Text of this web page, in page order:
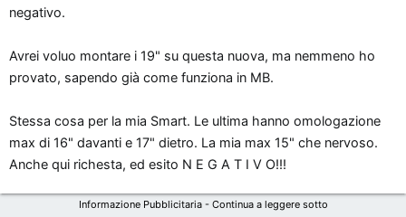
negativo.
Avrei voluo montare i 19" su questa nuova, ma nemmeno ho
provato, sapendo già come funziona in MB.
Stessa cosa per la mia Smart. Le ultima hanno omologazione
max di 16" davanti e 17" dietro. La mia max 15" che nervoso.
Anche qui richesta, ed esito N E G A T I V O!!!
Informazione Pubblicitaria - Continua a leggere sotto